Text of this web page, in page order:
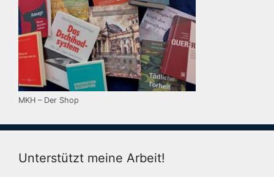
MKH – Der Shop
Unterstützt meine Arbeit!